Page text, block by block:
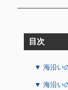
目次
▼ 海沿い
▼ 海沿い